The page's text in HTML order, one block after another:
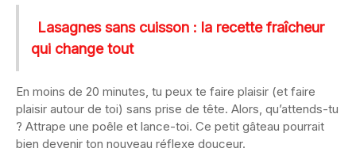
Lasagnes sans cuisson : la recette fraîcheur
qui change tout
En moins de 20 minutes, tu peux te faire plaisir (et faire
plaisir autour de toi) sans prise de tête. Alors, qu’attends-tu
? Attrape une poêle et lance-toi. Ce petit gâteau pourrait
bien devenir ton nouveau réflexe douceur.